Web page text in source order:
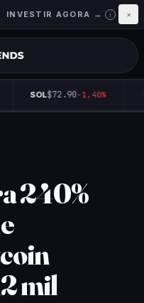
INVESTIR AGORA → i ×
SOL$72.90-1.40%
240%
mil